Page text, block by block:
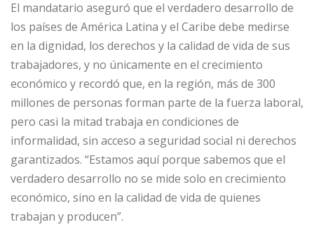
El mandatario aseguró que el verdadero desarrollo de
los países de América Latina y el Caribe debe medirse
en la dignidad, los derechos y la calidad de vida de sus
trabajadores, y no únicamente en el crecimiento
económico y recordó que, en la región, más de 300
millones de personas forman parte de la fuerza laboral,
pero casi la mitad trabaja en condiciones de
informalidad, sin acceso a seguridad social ni derechos
garantizados. “Estamos aquí porque sabemos que el
verdadero desarrollo no se mide solo en crecimiento
económico, sino en la calidad de vida de quienes
trabajan y producen”.